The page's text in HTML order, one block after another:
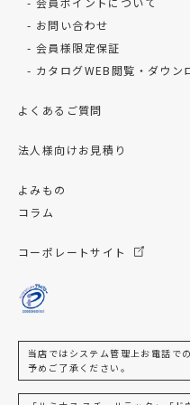
お問い合わせ
会員様限定保証
カタログWEB閲覧・ダウン
よくあるご質問
法人様向けお見積り
よみもの
コラム
コーポレートサイト
当店ではシステム管理上お電話で
予めご了承ください。